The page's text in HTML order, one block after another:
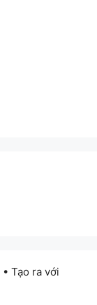
• Tạo ra với